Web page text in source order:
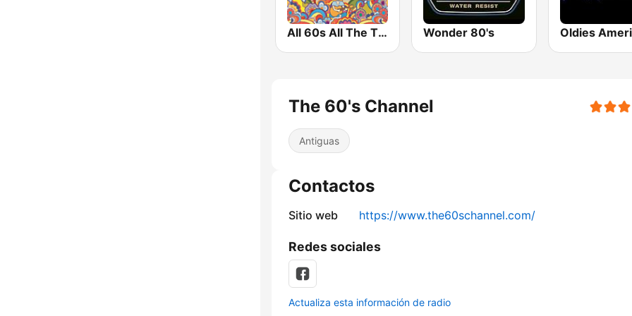
All 60s All The Time Wonder 80's Oldies
The 60's Channel
Antiguas
Contactos
Sitio web https://www.the60schannel.com/
Redes sociales
Actualiza esta información de radio